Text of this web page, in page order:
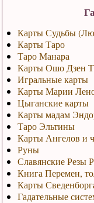
Карты Судьбы
Карты Таро
Таро Манара
Карты Ошо Дзен
Игральные карты
Карты Марии
Цыганские карты
Карты мадам
Таро Эльтины
Карты Ангелов и
Руны
Славянские Резы
Книга Перемен,
Карты
Гадательные